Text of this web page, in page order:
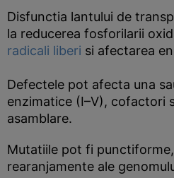
Disfunctia lantului de
la reducerea fosforilarii
radicali liberi si afectarea
Defectele pot afecta una
enzimatice (I–V), cofactori
asamblare.
Mutatiile pot fi
rearanjamente ale